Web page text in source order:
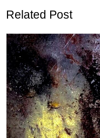
ゲ
ー
シ
ョ
ン
Related Post